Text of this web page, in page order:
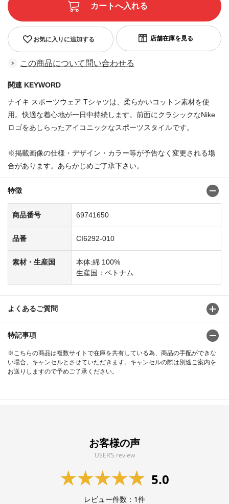
お気に入りに追加する
この商品について問い合わせる
関連 KEYWORD
ナイキ スポーツウェア Tシャツは、柔らかいコットン素材を使
用。快適な着心地が一日中持続します。前面にクラシックなNike
ロゴをあしらったアイコニックなスポーツスタイルです。
※掲載画像の仕様・デザイン・カラー等が予告なく変更される場
合があります。あらかじめご了承下さい。
特徴
商品番号 69741650
品番 CI6292-010
素材・生産国
本体:綿 100%
生産国：ベトナム
よくあるご質問
特記事項
※こちらの商品は複数サイトで在庫を共有している為、商品の手配ができな
い場合、キャンセルとさせていただきます。キャンセルの際は別途ご案内を
お送りしますので予めご了承ください。
お客様の声
USER’S review
5.0
レビュー件数： 1件